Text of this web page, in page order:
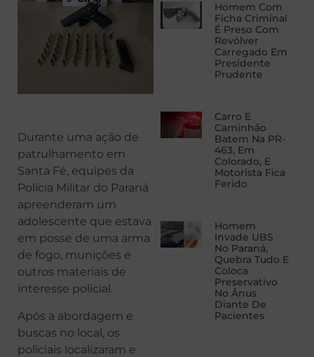
Durante uma ação de
patrulhamento em
Santa Fé, equipes da
Polícia Militar do Paraná
apreenderam um
adolescente que estava
em posse de uma arma
de fogo, munições e
outros materiais de
interesse policial.
Após a abordagem e
buscas no local, os
policiais localizaram e
Homem Com
Ficha Criminal
É Preso Com
Revólver
Carregado Em
Presidente
Prudente
Carro E
Caminhão
Batem Na PR-
463, Em
Colorado, E
Motorista Fica
Ferido
Homem
Invade UBS
No Paraná,
Quebra Tudo E
Coloca
Preservativo
No Ânus
Diante De
Pacientes